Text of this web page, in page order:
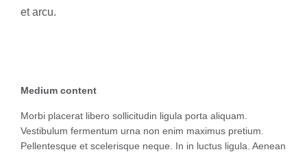
et arcu.
Medium content
Morbi placerat libero sollicitudin ligula porta aliquam.
Vestibulum fermentum urna non enim maximus pretium.
Pellentesque et scelerisque neque. In in luctus ligula. Aenean